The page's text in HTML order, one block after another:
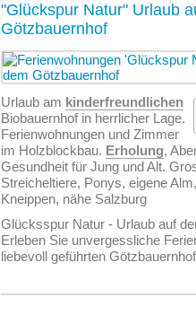
"Glückspur Natur" Urlaub
Götzbauernhof
Urlaub am kinderfreundlichen
Biobauernhof in herrlicher Lage.
Ferien­wohnungen und Zimmer
im Holzblockbau. Erholung,
Gesundheit für Jung und Alt.
Streicheltiere, Ponys, eigene
Kneippen, nähe Salzburg
Glücksspur Natur - Urlaub auf
Erleben Sie unvergessliche
liebevoll geführten